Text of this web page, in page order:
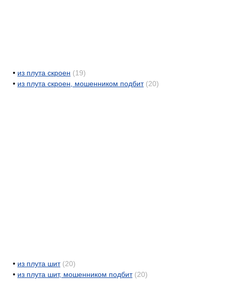
• из плута скроен (19)
• из плута скроен, мошенником подбит (20)
• из плута шит (20)
• из плута шит, мошенником подбит (20)